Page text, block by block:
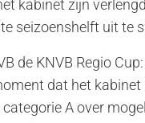
kabinet zijn
seizoenshelft uit te
de KNVB Regio
dat het
A over